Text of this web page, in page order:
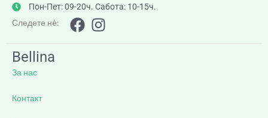
Пон-Пет: 09-20ч. Сабота: 10-15ч.
Следете нè:
Bellina
За нас
Контакт